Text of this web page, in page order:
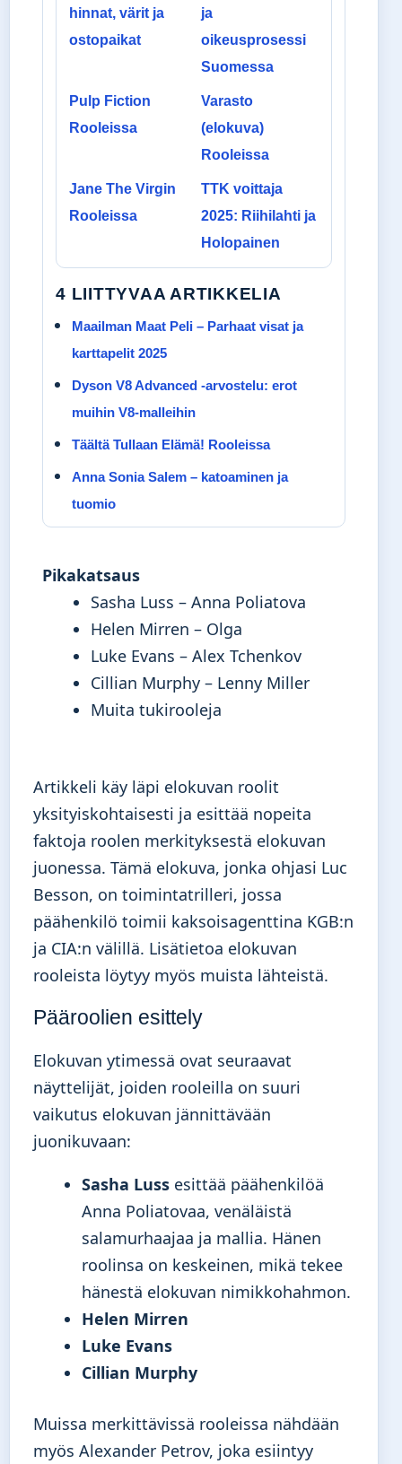
hinnat, värit ja
ostopaikat
ja
oikeusprosessi
Suomessa
Pulp Fiction
Rooleissa
Varasto
(elokuva)
Rooleissa
Jane The Virgin
Rooleissa
TTK voittaja
2025: Riihilahti ja
Holopainen
4 LIITTYVAA ARTIKKELIA
Maailman Maat Peli – Parhaat visat ja
karttapelit 2025
Dyson V8 Advanced -arvostelu: erot
muihin V8-malleihin
Täältä Tullaan Elämä! Rooleissa
Anna Sonia Salem – katoaminen ja
tuomio
Pikakatsaus
Sasha Luss – Anna Poliatova
Helen Mirren – Olga
Luke Evans – Alex Tchenkov
Cillian Murphy – Lenny Miller
Muita tukirooleja
Artikkeli käy läpi elokuvan roolit
yksityiskohtaisesti ja esittää nopeita
faktoja roolen merkityksestä elokuvan
juonessa. Tämä elokuva, jonka ohjasi Luc
Besson, on toimintatrilleri, jossa
päähenkilö toimii kaksoisagenttina KGB:n
ja CIA:n välillä. Lisätietoa elokuvan
rooleista löytyy myös muista lähteistä.
Pääroolien esittely
Elokuvan ytimessä ovat seuraavat
näyttelijät, joiden rooleilla on suuri
vaikutus elokuvan jännittävään
juonikuvaan:
Sasha Luss esittää päähenkilöä
Anna Poliatovaa, venäläistä
salamurhaajaa ja mallia. Hänen
roolinsa on keskeinen, mikä tekee
hänestä elokuvan nimikkohahmon.
Helen Mirren
Luke Evans
Cillian Murphy
Muissa merkittävissä rooleissa nähdään
myös Alexander Petrov, joka esiintyy